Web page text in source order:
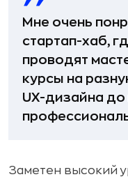
Мне очень
стартап-хаб,
проводят
курсы на
UX-дизайна до
Заметен высокий